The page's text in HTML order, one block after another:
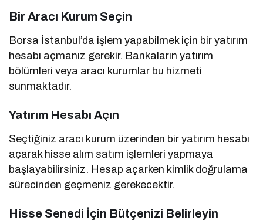
Bir Aracı Kurum Seçin
Borsa İstanbul’da işlem yapabilmek için bir yatırım
hesabı açmanız gerekir. Bankaların yatırım
bölümleri veya aracı kurumlar bu hizmeti
sunmaktadır.
Yatırım Hesabı Açın
Seçtiğiniz aracı kurum üzerinden bir yatırım hesabı
açarak hisse alım satım işlemleri yapmaya
başlayabilirsiniz. Hesap açarken kimlik doğrulama
sürecinden geçmeniz gerekecektir.
Hisse Senedi İçin Bütçenizi Belirleyin